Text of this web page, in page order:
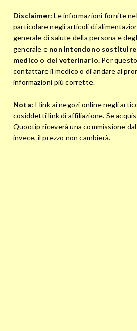
Disclaimer: Le informazioni fornite
particolare negli articoli di
generale di salute della persona e
generale e non intendono
medico o del veterinario. Per
contattare il medico o di andare al
informazioni più corrette.
Nota: I link ai negozi online negli
cosiddetti link di affiliazione. Se
Quootip riceverà una commissione
invece, il prezzo non cambierà.